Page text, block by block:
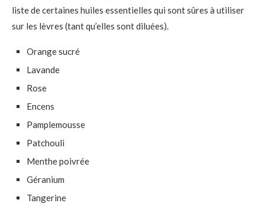
liste de certaines huiles essentielles qui sont sûres à utiliser
sur les lèvres (tant qu’elles sont diluées).
Orange sucré
Lavande
Rose
Encens
Pamplemousse
Patchouli
Menthe poivrée
Géranium
Tangerine